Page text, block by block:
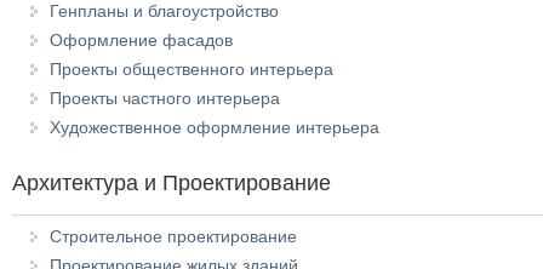
Генпланы и благоустройство
Оформление фасадов
Проекты общественного интерьера
Проекты частного интерьера
Художественное оформление интерьера
Архитектура и Проектирование
Строительное проектирование